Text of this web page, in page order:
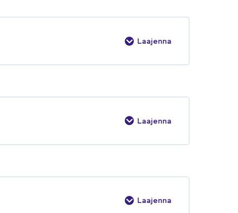
Laajenna
Laajenna
Laajenna